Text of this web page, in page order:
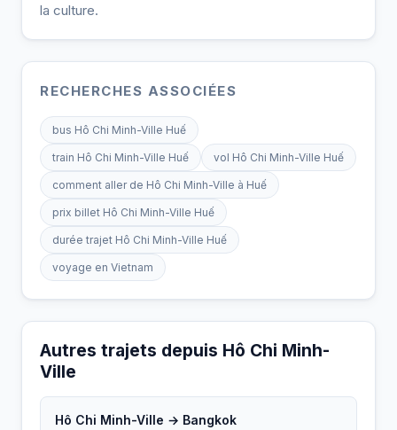
la culture.
RECHERCHES ASSOCIÉES
bus Hô Chi Minh-Ville Huế
train Hô Chi Minh-Ville Huế vol Hô Chi Minh-Ville Huế
comment aller de Hô Chi Minh-Ville à Huế
prix billet Hô Chi Minh-Ville Huế
durée trajet Hô Chi Minh-Ville Huế
voyage en Vietnam
Autres trajets depuis Hô Chi Minh-
Ville
Hô Chi Minh-Ville → Bangkok